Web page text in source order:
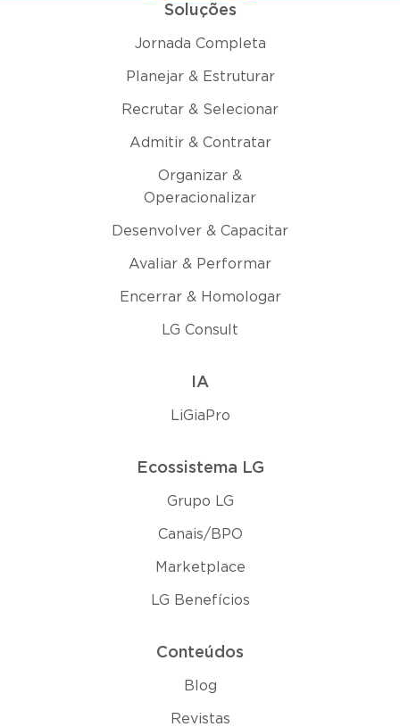
Soluções
Jornada Completa
Planejar & Estruturar
Recrutar & Selecionar
Admitir & Contratar
Organizar &
Operacionalizar
Desenvolver & Capacitar
Avaliar & Performar
Encerrar & Homologar
LG Consult
IA
LiGiaPro
Ecossistema LG
Grupo LG
Canais/BPO
Marketplace
LG Benefícios
Conteúdos
Blog
Revistas